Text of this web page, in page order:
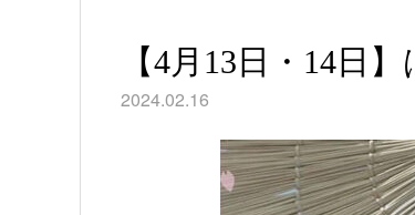
【4月13日・14日
2024.02.16